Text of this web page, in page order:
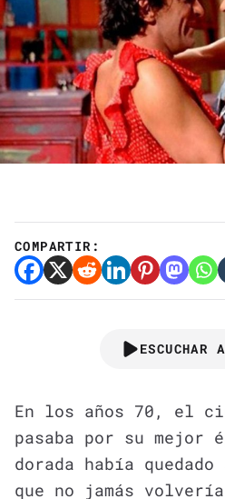
COMPARTIR:
ESCUCHAR
En los años 70, el
pasaba por su mejor
dorada había
que no jamás